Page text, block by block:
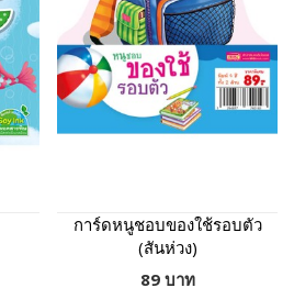
การ์ดหนูชอบของใช้รอบตัว
(สันห่วง)
89 บาท